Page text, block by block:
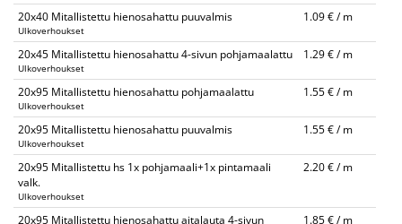
20x40 Mitallistettu hienosahattu puuvalmis
Ulkoverhoukset
1.09 € / m
20x45 Mitallistettu hienosahattu 4-sivun pohjamaalattu
Ulkoverhoukset
1.29 € / m
20x95 Mitallistettu hienosahattu pohjamaalattu
Ulkoverhoukset
1.55 € / m
20x95 Mitallistettu hienosahattu puuvalmis
Ulkoverhoukset
1.55 € / m
20x95 Mitallistettu hs 1x pohjamaali+1x pintamaali
valk.
Ulkoverhoukset
2.20 € / m
20x95 Mitallistettu hienosahattu aitalauta 4-sivun 1.85 € / m